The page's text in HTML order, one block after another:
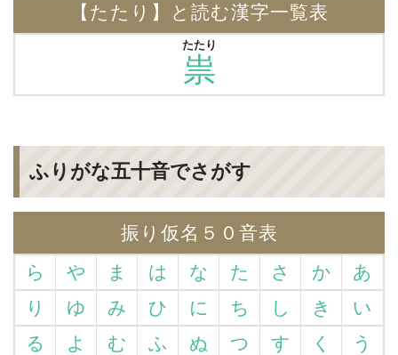
【たたり】と読む漢字一覧表
祟
たたり
ふりがな五十音でさがす
振り仮名５０音表
ら
や ま は な た さ か
あ
り
ゆ み ひ に ち し き
い
る
よ む ふ ぬ つ す く
う